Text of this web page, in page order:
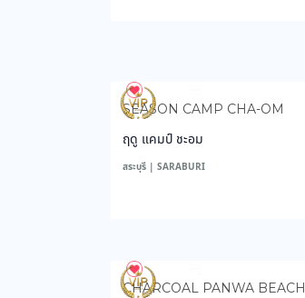
3,551
SEASON CAMP CHA-OM
ฤดู แคมป์ ชะอม
สระบุรี | SARABURI
3,577
CHARCOAL PANWA BEACH